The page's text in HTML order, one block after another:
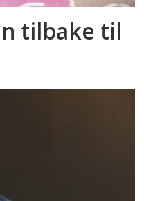
tilbake til